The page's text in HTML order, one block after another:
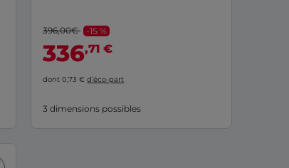
396,00€ -15 %
336,71 €
dont 0,73 €d’éco-part
3 dimensions possibles